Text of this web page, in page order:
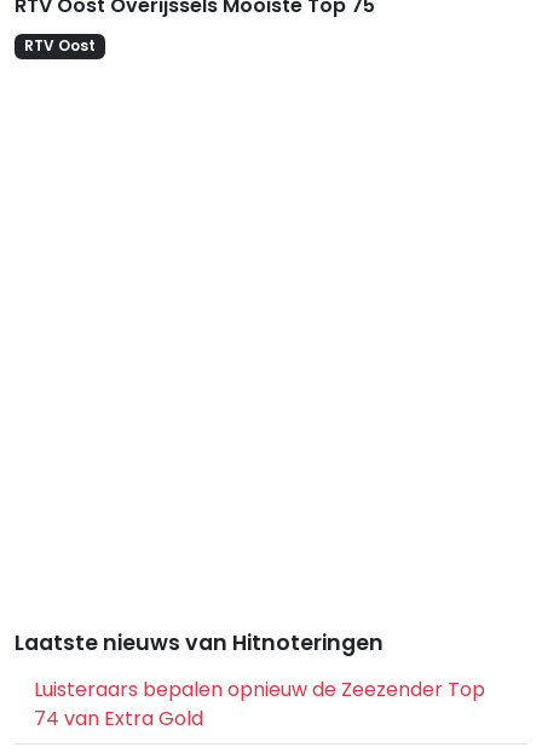
RTV Oost Overijssels Mooiste Top 75
RTV Oost
Laatste nieuws van Hitnoteringen
Luisteraars bepalen opnieuw de Zeezender Top
74 van Extra Gold